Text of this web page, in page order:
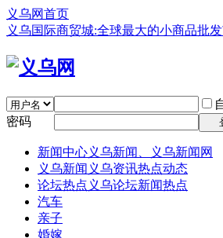
义乌网首页
义乌国际商贸城:全球最大的小商品批
密码
新闻中心义乌新闻、义乌新闻网
义乌新闻 义乌资讯热点动态
论坛热点 义乌论坛新闻热点
汽车
亲子
婚嫁